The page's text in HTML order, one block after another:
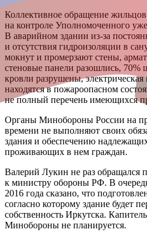
Коллективное обращение
на контроле Уполномоченного
В аварийном здании из-за
и отсутствия гидроизоляции в
мокнут и промерзают стены,
стеновые панели разошлись,
кровли разрушены,
находятся в пожароопасном
не полный перечень имеющихся
Органы Минобороны России на
времени не выполняют своих
здания и обеспечению
проживающих в нем граждан.
Валерий Лукин не раз обращался
к министру обороны РФ. В
2016 года сказано, что
согласно которому здание будет
собственность Иркутска.
Минобороны не планируется.